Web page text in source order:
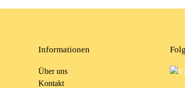
Informationen
Über uns
Kontakt